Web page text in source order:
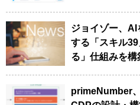
ジョイゾー、
する「スキル
る」仕組みを構
primeNumber